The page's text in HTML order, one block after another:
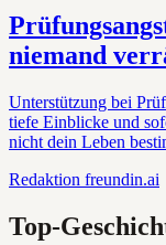
niemand
Unterstützung bei
tiefe Einblicke und
nicht dein Leben
Redaktion freundin.ai
Top-